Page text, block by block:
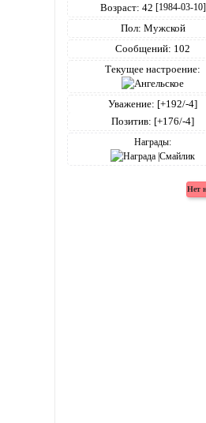
Возраст: 42 [1984-03-10]
Пол: Мужской
Сообщений: 102
Текущее настроение:
Уважение: [+192/-4]
Позитив: [+176/-4]
Награды: